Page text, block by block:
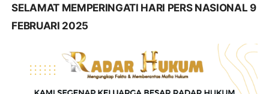
SELAMAT MEMPERINGATI HARI PERS NASIONAL 9
FEBRUARI 2025